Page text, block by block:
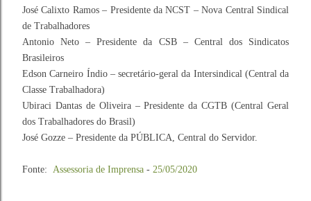
José Calixto Ramos – Presidente da NCST – Nova Central Sindical
de Trabalhadores
Antonio Neto – Presidente da CSB – Central dos Sindicatos
Brasileiros
Edson Carneiro Índio – secretário-geral da Intersindical (Central da
Classe Trabalhadora)
Ubiraci Dantas de Oliveira – Presidente da CGTB (Central Geral
dos Trabalhadores do Brasil)
José Gozze – Presidente da PÚBLICA, Central do Servidor.
Fonte: Assessoria de Imprensa - 25/05/2020